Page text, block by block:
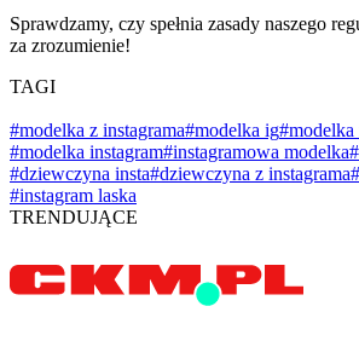
Sprawdzamy, czy spełnia zasady naszego
za zrozumienie!
TAGI
#modelka z instagrama#modelka ig#modelka
#modelka instagram#instagramowa modelka
#dziewczyna insta#dziewczyna z instagrama
#instagram laska
TRENDUJĄCE